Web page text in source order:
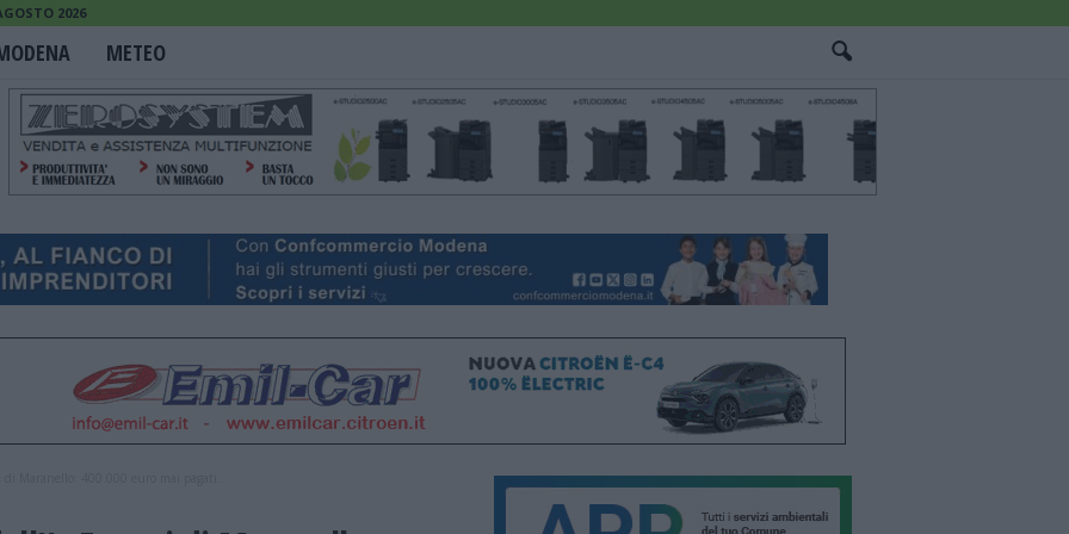
2026
METEO